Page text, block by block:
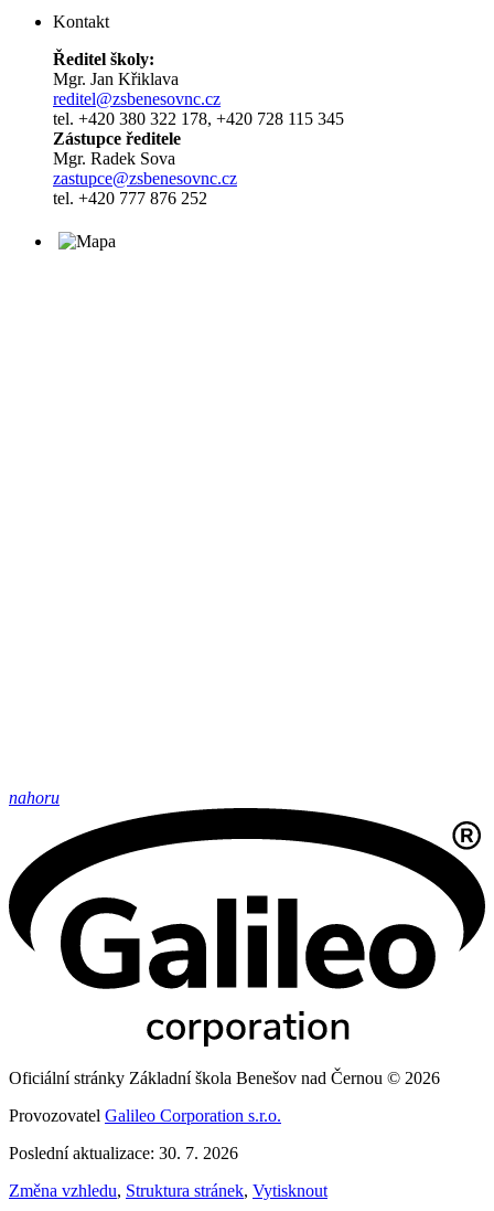
Kontakt
Ředitel školy:
Mgr. Jan Křiklava
reditel@zsbenesovnc.cz
tel. +420 380 322 178, +420 728 115 345
Zástupce ředitele
Mgr. Radek Sova
zastupce@zsbenesovnc.cz
tel. +420 777 876 252
nahoru
Oficiální stránky Základní škola Benešov nad Černou © 2026
Provozovatel Galileo Corporation s.r.o.
Poslední aktualizace: 30. 7. 2026
Změna vzhledu, Struktura stránek, Vytisknout